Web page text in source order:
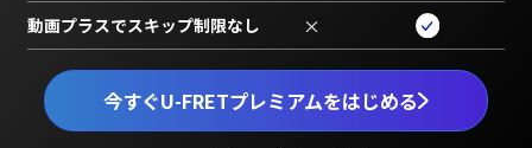
今すぐU-FRETプレミアムをはじめる
動画プラスでスキップ制限なし ×